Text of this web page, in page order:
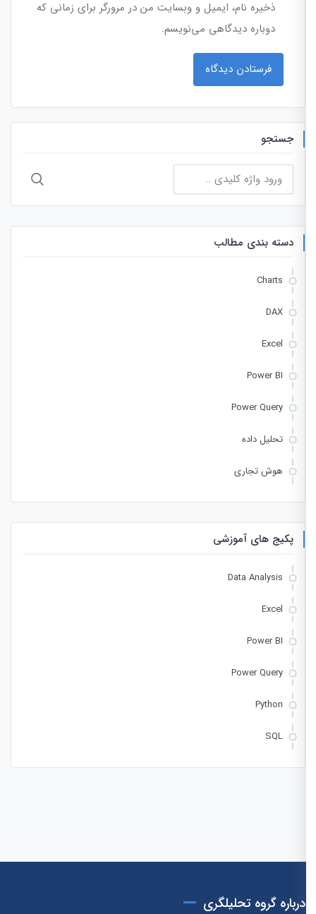
ذخیره نام، ایمیل و وبسایت من در مرورگر برای زمانی که
دوباره دیدگاهی می‌نویسم.
جستجو
جستجو
برای:
دسته بندی مطالب
Charts
DAX
Excel
Power BI
Power Query
تحلیل داده
هوش تجاری
پکیج های آموزشی
Data Analysis
Excel
Power BI
Power Query
Python
SQL
درباره گروه تحلیلگری